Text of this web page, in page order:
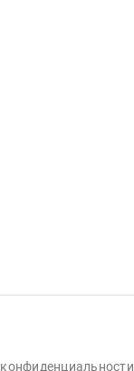
конфиденциальности